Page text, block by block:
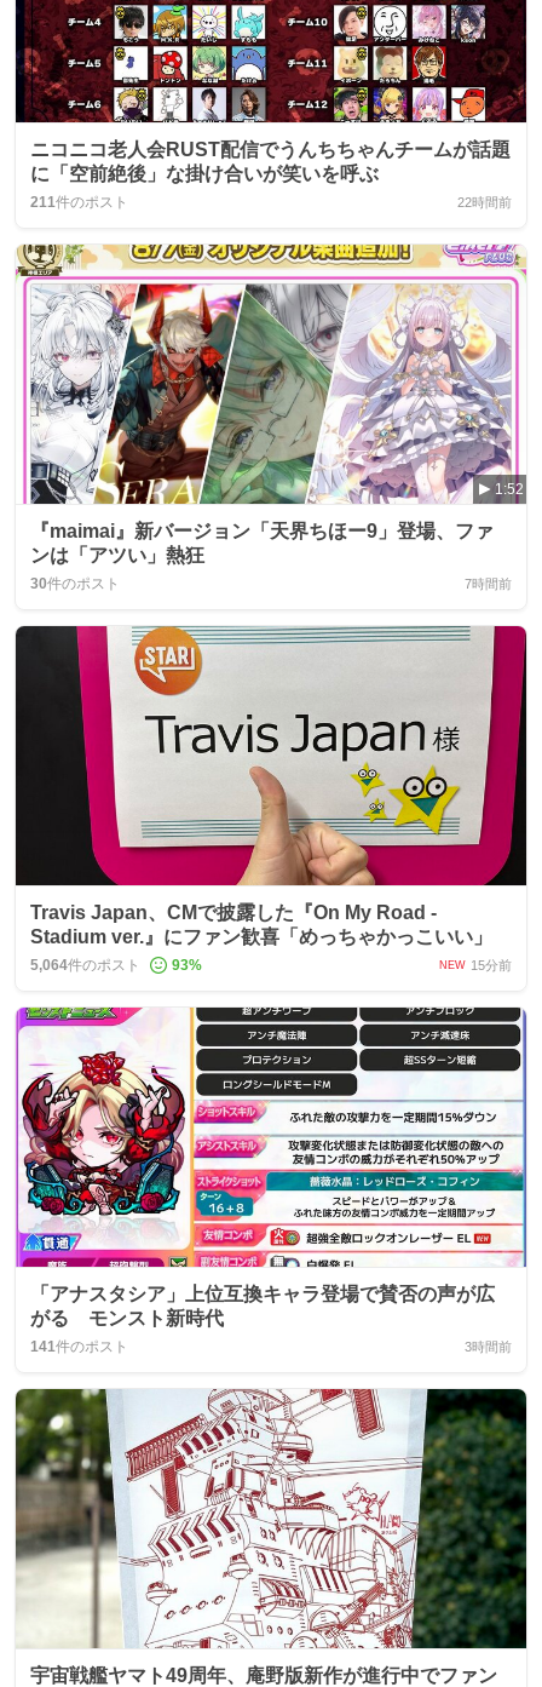
ニコニコ老人会RUST配信でうんちちゃんチームが話題
に「空前絶後」な掛け合いが笑いを呼ぶ
211件のポスト 22時間前
1:52
『maimai』新バージョン「天界ちほー9」登場、ファ
ンは「アツい」熱狂
30件のポスト 7時間前
Travis Japan、CMで披露した『On My Road -
Stadium ver.』にファン歓喜「めっちゃかっこいい」
5,064件のポスト 93% NEW 15分前
「アナスタシア」上位互換キャラ登場で賛否の声が広
がる モンスト新時代
141件のポスト 3時間前
宇宙戦艦ヤマト49周年、庵野版新作が進行中でファン